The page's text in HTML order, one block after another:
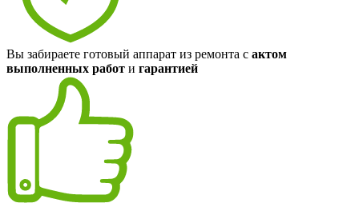
Вы забираете готовый аппарат из ремонта с актом
выполненных работ и гарантией